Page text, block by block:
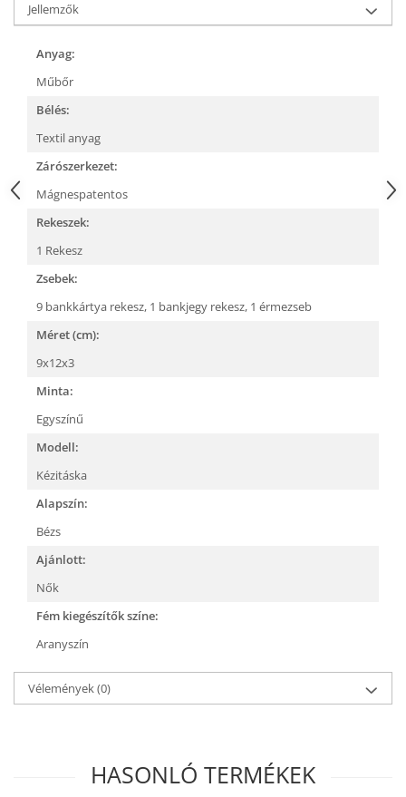
Jellemzők
Anyag:
Műbőr
Bélés:
Textil anyag
Zárószerkezet:
Mágnespatentos
Rekeszek:
1 Rekesz
Zsebek:
9 bankkártya rekesz, 1 bankjegy rekesz, 1 érmezseb
Méret (cm):
9x12x3
Minta:
Egyszínű
Modell:
Kézitáska
Alapszín:
Bézs
Ajánlott:
Nők
Fém kiegészítők színe:
Aranyszín
Vélemények(0)
HASONLÓ TERMÉKEK